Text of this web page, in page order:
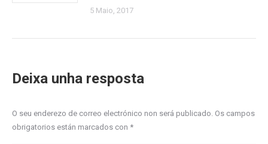
5 Maio, 2017
Deixa unha resposta
O seu enderezo de correo electrónico non será publicado. Os campos
obrigatorios están marcados con *